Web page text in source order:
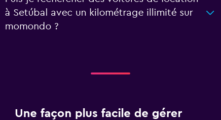
à Setúbal avec un kilométrage illimité sur
momondo ?
Une façon plus facile de gérer